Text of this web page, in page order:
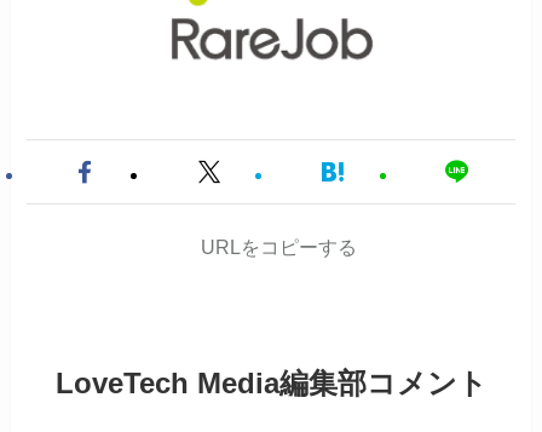
URLをコピーする
LoveTech Media編集部コメント